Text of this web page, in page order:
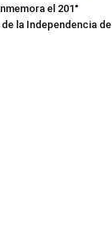
el 201°
la Independencia de